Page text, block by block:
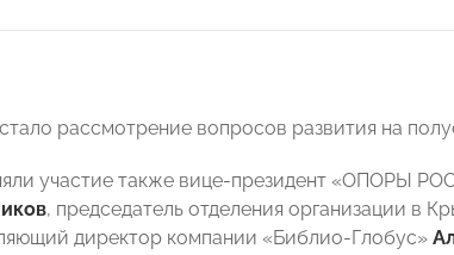
рассмотрение вопросов развития на
участие также вице-президент «ОПОРЫ
, председатель отделения организации в
директор компании «Библио-Глобус»